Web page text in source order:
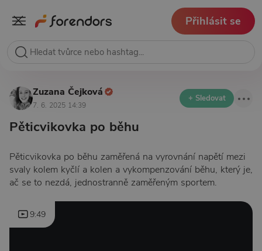
Přihlásit se
Zuzana Čejková
7. 6. 2025 14:39
+ Sledovat
Pěticvikovka po běhu
Pěticvikovka po běhu zaměřená na vyrovnání napětí mezi
svaly kolem kyčlí a kolen a vykompenzování běhu, který je,
ač se to nezdá, jednostranně zaměřeným sportem.
9:49